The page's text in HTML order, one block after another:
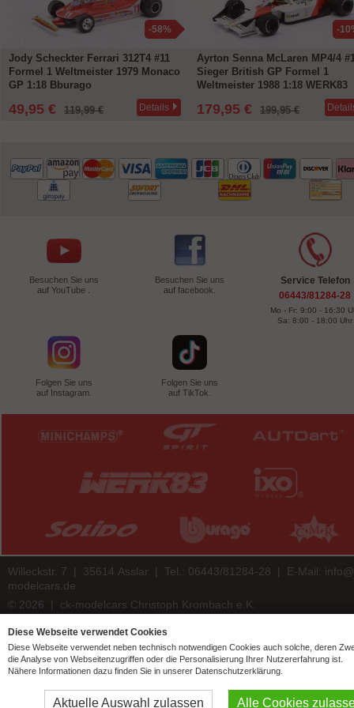
-58%
Jody Scheckter Ferrari 312T4 #11
Formel 1 Weltmeister 1979 Monaco
GP 1:18 Bburago
49,95 € 119,99 € Details
-
Ayrton Senna McLaren MP4/4
Sieger British GP Formel 1
Weltmeister 1988 1:18 WERK83
179,95 € 199,95 €
Besuchen Sie uns
auf YouTube .
Besuchen Sie uns
auf facebook.
Folgen Sie uns
auf Instagram.
Folgen Sie uns
auf TikTok.
Service Telefon
06443/81284-28
Mo - Fr: 9:00 - 16:30
Sa: 8:00 - 18:00 Uhr
Willeckstr. 7 | 35614 Asslar | Tel.: 06443/81284-28 | E-Mail:
modelcars.de
© 2026 | ck-modelcars Christoph Krombach e.K.
4.9
5.00of7447 ck-modelcars.de customer reviews | Trusted Shops
Diese Webseite verwendet Cookies
Diese Webseite verwendet neben technisch notwendigen Cookies auch solche, deren
die Analyse von Webseitenzugriffen oder die Personalisierung Ihrer Nutzererfahrung ist.
Nähere Informationen dazu finden Sie in unserer Datenschutzerklärung.
Aktuelle Auswahl zulassen Alle Cookies